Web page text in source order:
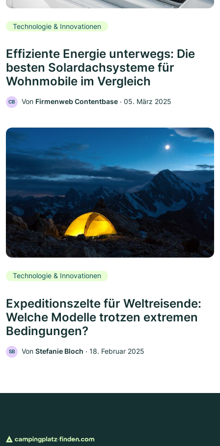
Technologie & Innovationen
Effiziente Energie unterwegs: Die
besten Solardachsysteme für
Wohnmobile im Vergleich
CB Von Firmenweb Contentbase ‧ 05. März 2025
Technologie & Innovationen
Expeditionszelte für Weltreisende:
Welche Modelle trotzen extremen
Bedingungen?
SB Von Stefanie Bloch ‧ 18. Februar 2025